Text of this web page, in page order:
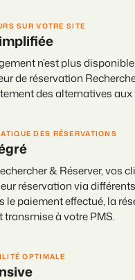
dans leur langue.
entre stratégie de marque et
en un rien de temps
Experts
á vos questions.
job de rêve !
SUR VOTRE SITE
n’est plus
de réservation
des alternatives aux
DES RÉSERVATIONS
& Réserver, vos
réservation via
le paiement effectué, la
à votre PMS.
OPTIMALE